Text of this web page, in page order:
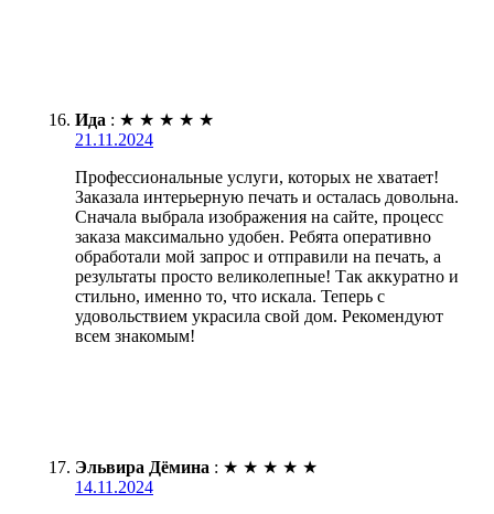
Ида : ★ ★ ★ ★ ★
21.11.2024
Профессиональные услуги, которых не хватает!
Заказала интерьерную печать и осталась довольна.
Сначала выбрала изображения на сайте, процесс
заказа максимально удобен. Ребята оперативно
обработали мой запрос и отправили на печать, а
результаты просто великолепные! Так аккуратно и
стильно, именно то, что искала. Теперь с
удовольствием украсила свой дом. Рекомендуют
всем знакомым!
Эльвира Дёмина : ★ ★ ★ ★ ★
14.11.2024